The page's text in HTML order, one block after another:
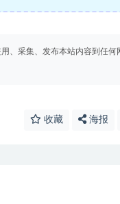
、采集、发布本站内容到任何
收藏 海报